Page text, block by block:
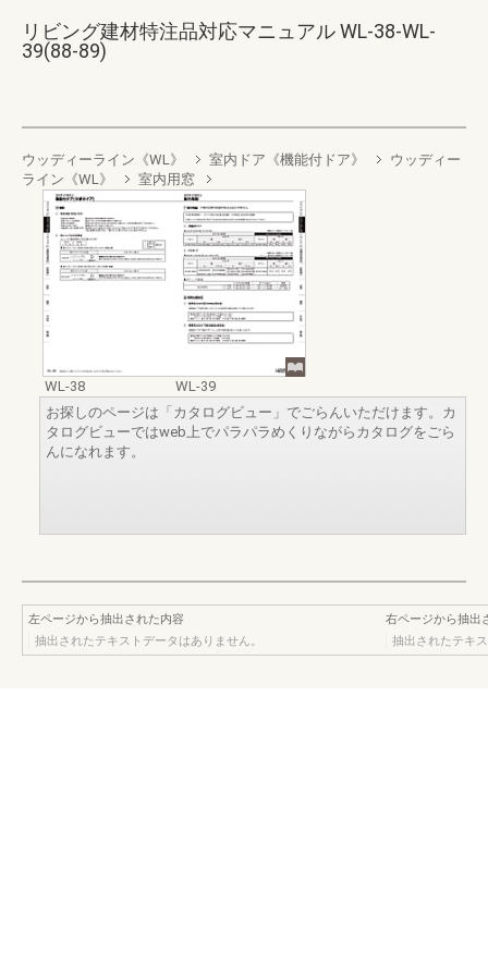
リビング建材特注品対応マニュアル WL-38-WL-
39(88-89)
ウッディーライン《WL》 室内ドア《機能付ドア》
ウッディー
ライン《WL》
室内用窓
WL-38
WL-39
お探しのページは「カタログビュー」でごらんいただけます。カ
タログビューではweb上でパラパラめくりながらカタログをごら
んになれます。
左ページから抽出された内容
抽出されたテキストデータはありません。
右ページから抽出
抽出されたテキ